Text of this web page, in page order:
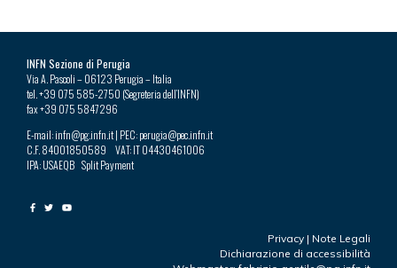
INFN Sezione di Perugia
Via A. Pascoli – 06123 Perugia – Italia
tel. +39 075 585-2750 (Segreteria dell’INFN)
fax +39 075 5847296
E-mail: infn@pg.infn.it | PEC: perugia@pec.infn.it
C.F. 84001850589 VAT: IT 04430461006
IPA: USAEQB Split Payment
Privacy | Note Legali
Dichiarazione di accessibilità